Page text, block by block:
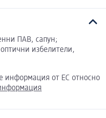
ПАВ, сапун;
избелители,
информация от ЕС относно